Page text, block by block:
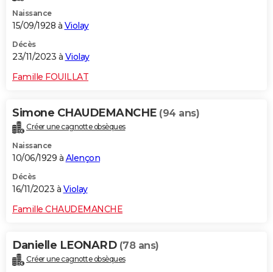
Naissance
15/09/1928 à Violay
Décès
23/11/2023 à Violay
Famille FOUILLAT
Simone CHAUDEMANCHE (94 ans)
Créer une cagnotte obsèques
Naissance
10/06/1929 à Alençon
Décès
16/11/2023 à Violay
Famille CHAUDEMANCHE
Danielle LEONARD (78 ans)
Créer une cagnotte obsèques